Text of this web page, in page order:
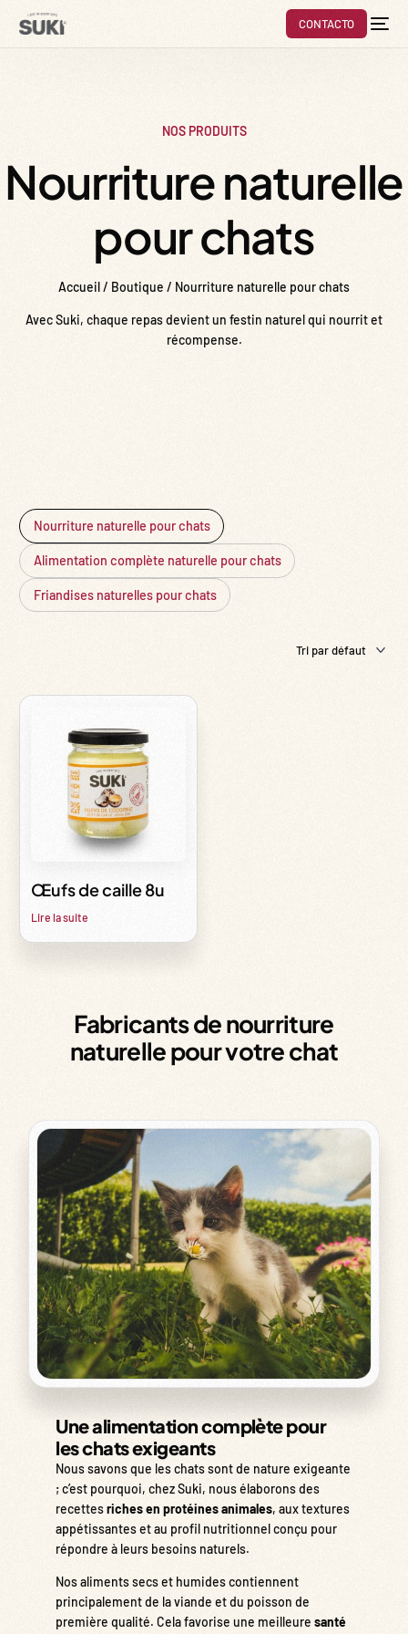
CONTACTO
NOS PRODUITS
Nourriture naturelle
pour chats
Accueil/ Boutique / Nourriture naturelle pour chats
Avec Suki, chaque repas devient un festin naturel qui nourrit et
récompense.
Nourriture naturelle pour chats
Alimentation complète naturelle pour chats
Friandises naturelles pour chats
Œufs de caille 8u
Lire la suite
Fabricants de nourriture
naturelle pour votre chat
Une alimentation complète pour
les chats exigeants
Nous savons que les chats sont de nature exigeante
; c’est pourquoi, chez Suki, nous élaborons des
recettesriches en protéines animales, aux textures
appétissantes et au profil nutritionnel conçu pour
répondre à leurs besoins naturels.
Nos aliments secs et humides contiennent
principalement de la viande et du poisson de
première qualité. Cela favorise une meilleuresanté